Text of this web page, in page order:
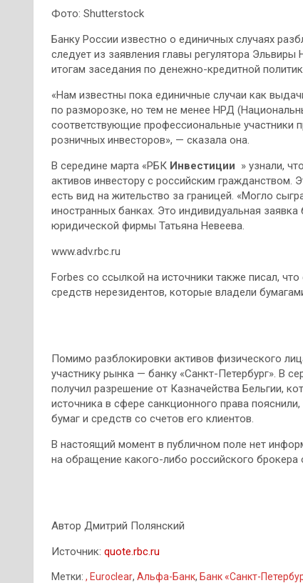
Фото: Shutterstock
Банку России известно о единичных случаях
следует из заявления главы регулятора
итогам заседания по денежно-кредитной
«Нам известны пока единичные случаи как
по разморозке, но тем не менее НРД
соответствующие профессиональные участники
розничных инвесторов», — сказала она.
В середине марта «РБК Инвестиции » узнали,
активов инвестору с российским гражданством.
есть вид на жительство за границей. «Могло
иностранных банках. Это индивидуальная
юридической фирмы Татьяна Невеева.
www.adv.rbc.ru
Forbes со ссылкой на источники также писал,
средств нерезидентов, которые владели
Помимо разблокировки активов физического
участнику рынка — банку «Санкт-Петербург». В
получил разрешение от Казначейства Бельгии,
источника в сфере санкционного права
бумаг и средств со счетов его клиентов.
В настоящий момент в публичном поле нет
на обращение какого-либо российского брокера
Автор Дмитрий Полянский
Источник: quote.rbc.ru
Метки: , Euroclear, Альфа-Банк, Банк «Санкт-